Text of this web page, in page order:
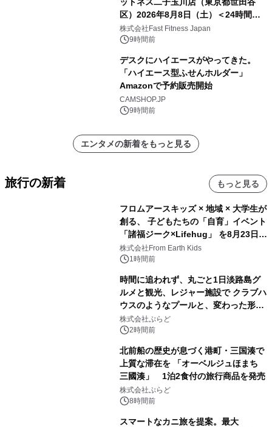
区）2026年8月8日（土）＜24時間年
中無休のフィットネスジム＞
株式会社Fast Fitness Japan
9時間前
デスクにハイエースがやってきた。
「ハイエース型ふせんホルダー」
Amazonで予約販売開始
CAMSHOP.JP
9時間前
エンタメの新着をもっと見る
旅行の新着 もっと見る
フロムアースキッズ × 地域 × 大学生が
創る、 子どもたちの「自育」イベント
「諸福ジーク×Lifehug」 を8月23日
(日)開催
株式会社From Earth Kids
1時間前
時間に追われず、丸ごと1日淡路島グ
ルメと観光、レジャー施設で クラブハ
ウスのようなプールと、変わった形の
サウナも 「THE BOXY AWAJI」のお
得な素泊まり連泊プランで
株式会社ぷらど
2時間前
北前船の歴史が息づく港町・三国湊で
上質な滞在を 「オーベルジュほまち
三國湊」 1泊2食付の旅行商品を発売
株式会社ぷらど
8時間前
スマートなカニ旅を提案。最大